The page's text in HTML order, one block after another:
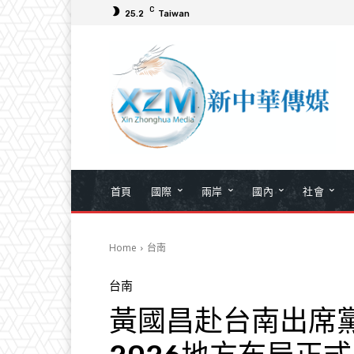
25.2 C Taiwan
首頁 國際 兩岸 國內 社會
Home 台南
台南
黃國昌赴台南出